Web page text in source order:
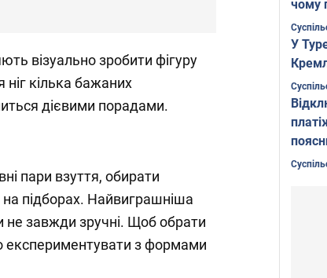
візуально зробити фігуру
кілька бажаних
дієвими порадами.
пари взуття, обирати
підборах. Найвиграшніша
завжди зручні. Щоб обрати
експериментувати з формами
чому
У